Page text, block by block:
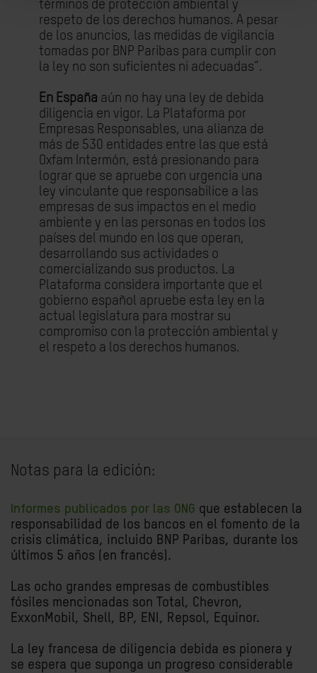
términos de protección ambiental y
respeto de los derechos humanos. A pesar
de los anuncios, las medidas de vigilancia
tomadas por BNP Paribas para cumplir con
la ley no son suficientes ni adecuadas”.
En España aún no hay una ley de debida
diligencia en vigor. La Plataforma por
Empresas Responsables, una alianza de
más de 530 entidades entre las que está
Oxfam Intermón, está presionando para
lograr que se apruebe con urgencia una
ley vinculante que responsabilice a las
empresas de sus impactos en el medio
ambiente y en las personas en todos los
países del mundo en los que operan,
desarrollando sus actividades o
comercializando sus productos. La
Plataforma considera importante que el
gobierno español apruebe esta ley en la
actual legislatura para mostrar su
compromiso con la protección ambiental y
el respeto a los derechos humanos.
Notas para la edición:
Informes publicados por las ONG que establecen la
responsabilidad de los bancos en el fomento de la
crisis climática, incluido BNP Paribas, durante los
últimos 5 años (en francés).
Las ocho grandes empresas de combustibles
fósiles mencionadas son Total, Chevron,
ExxonMobil, Shell, BP, ENI, Repsol, Equinor.
La ley francesa de diligencia debida es pionera y
se espera que suponga un progreso considerable